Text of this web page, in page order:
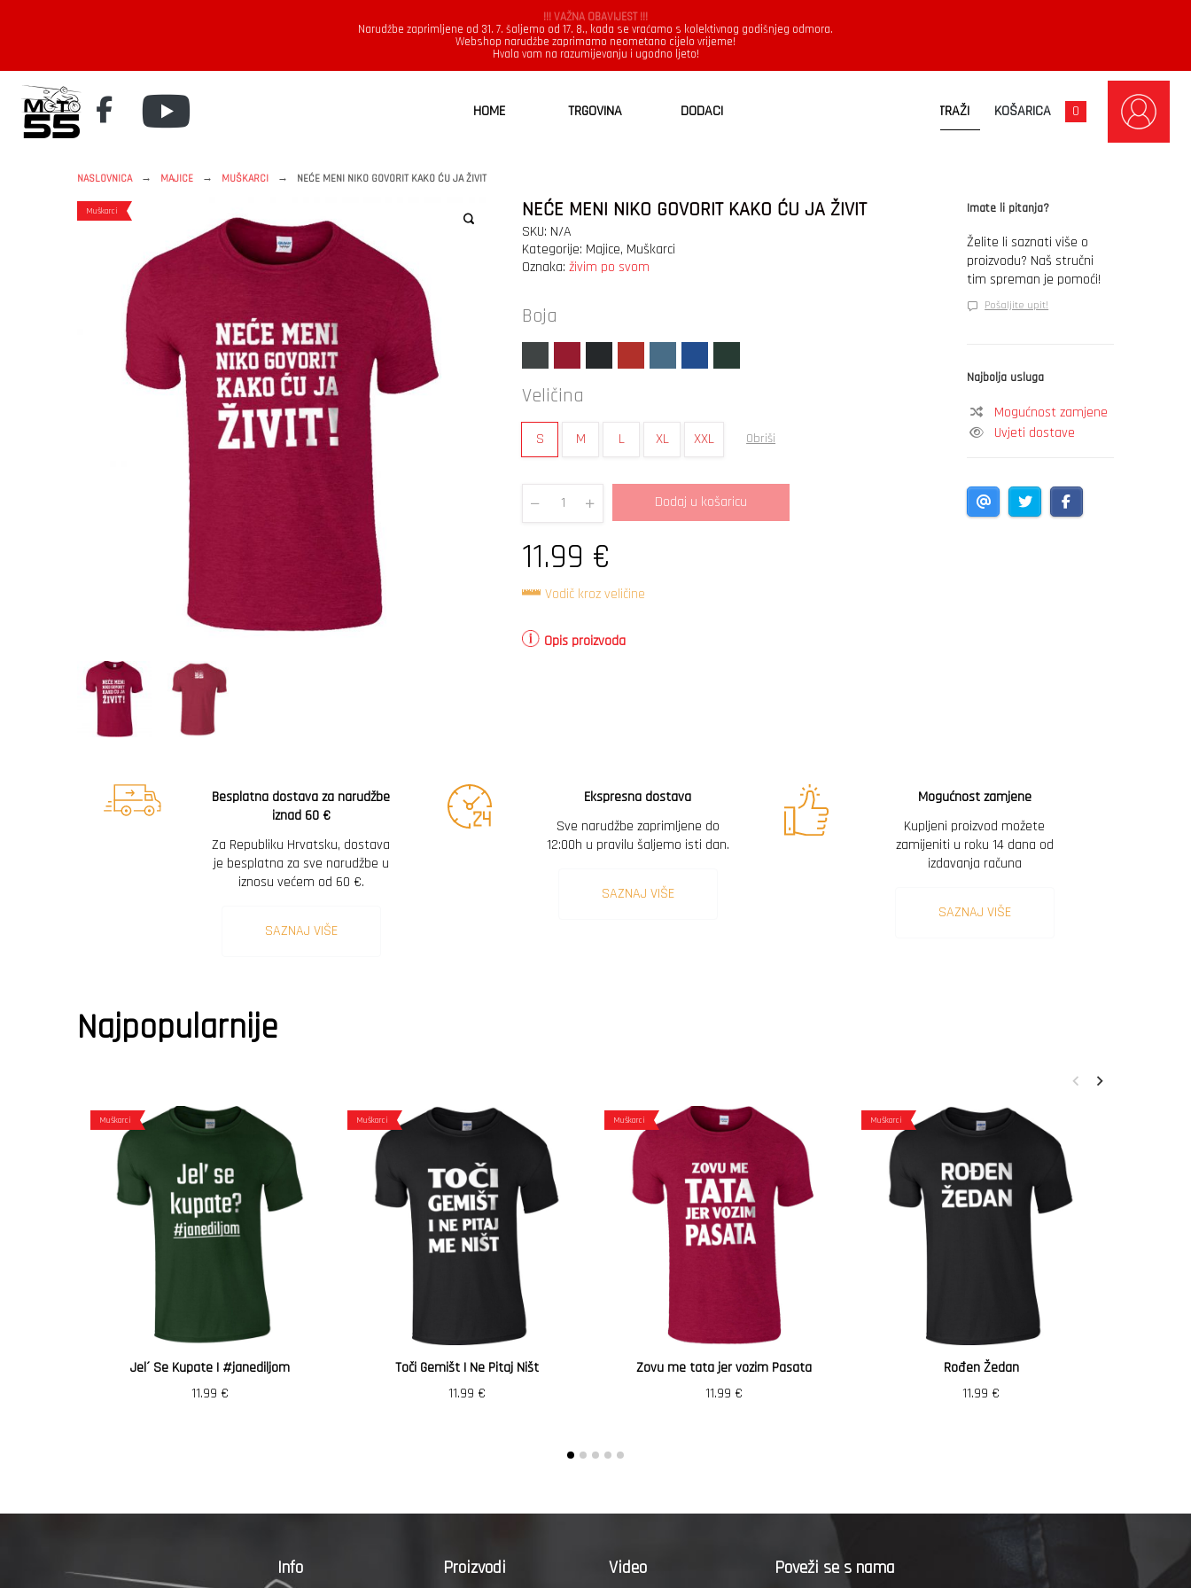
!!! VAŽNA OBAVIJEST !!!
Narudžbe zaprimljene od 31. 7. šaljemo od 17. 8., kada se vraćamo s kolektivnog godišnjeg odmora.
Webshop narudžbe zaprimamo neometano cijelo vrijeme!
Hvala vam na razumijevanju i ugodno ljeto!
HOME TRGOVINA DODACI KOŠARICA 0
NASLOVNICA → MAJICE → MUŠKARCI → NEĆE MENI NIKO GOVORIT KAKO ĆU JA ŽIVIT
Muškarci NEĆE MENI NIKO GOVORIT KAKO ĆU JA ŽIVIT
SKU: N/A
Kategorije: Majice, Muškarci
Oznaka:živim po svom
Boja
Veličina
S M L XL XXL Obriši
Quantity
Dodaj u košaricu
11.99 €
Vodič kroz veličine
Opis proizvoda
Imate li pitanja?
Želite li saznati više o
proizvodu? Naš stručni
tim spreman je pomoći!
Pošaljite upit!
Najbolja usluga
Mogućnost zamjene
Uvjeti dostave
Besplatna dostava za narudžbe
iznad 60 €
Za Republiku Hrvatsku, dostava
je besplatna za sve narudžbe u
iznosu većem od 60 €.
SAZNAJ VIŠE
Ekspresna dostava
Sve narudžbe zaprimljene do
12:00h u pravilu šaljemo isti dan.
SAZNAJ VIŠE
Mogućnost zamjene
Kupljeni proizvod možete
zamijeniti u roku 14 dana od
izdavanja računa
SAZNAJ VIŠE
Najpopularnije
Muškarci
Jel´ Se Kupate | #janediljom
11.99 €
Muškarci
Toči Gemišt I Ne Pitaj Ništ
11.99 €
Muškarci
Zovu me tata jer vozim Pasata
11.99 €
Muškarci
Rođen Žedan
11.99 €
Info Proizvodi Video Poveži se s nama